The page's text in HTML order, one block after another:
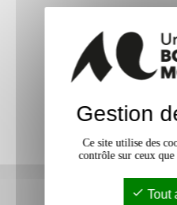
Gestion
Ce site utilise des
contrôle sur ceux
Tout